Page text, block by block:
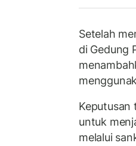
Setelah
di Gedung
Keputusan
untuk
melalui